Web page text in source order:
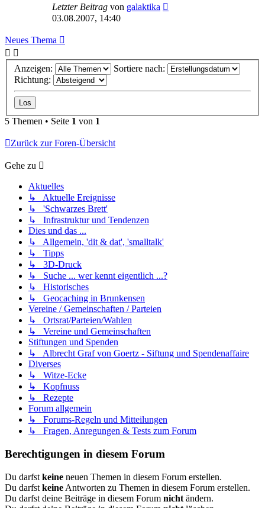
Letzter Beitrag von galaktika
03.08.2007, 14:40
Neues Thema
Anzeigen:
Sortiere nach:
Richtung:
5 Themen • Seite 1 von 1
Zurück zur Foren-Übersicht
Gehe zu
Aktuelles
↳ Aktuelle Ereignisse
↳ 'Schwarzes Brett'
↳ Infrastruktur und Tendenzen
Dies und das ...
↳ Allgemein, 'dit & dat', 'smalltalk'
↳ Tipps
↳ 3D-Druck
↳ Suche ... wer kennt eigentlich ...?
↳ Historisches
↳ Geocaching in Brunkensen
Vereine / Gemeinschaften / Parteien
↳ Ortsrat/Parteien/Wahlen
↳ Vereine und Gemeinschaften
Stiftungen und Spenden
↳ Albrecht Graf von Goertz - Siftung und Spendenaffaire
Diverses
↳ Witze-Ecke
↳ Kopfnuss
↳ Rezepte
Forum allgemein
↳ Forums-Regeln und Mitteilungen
↳ Fragen, Anregungen & Tests zum Forum
Berechtigungen in diesem Forum
Du darfst keine neuen Themen in diesem Forum erstellen.
Du darfst keine Antworten zu Themen in diesem Forum erstellen.
Du darfst deine Beiträge in diesem Forum nicht ändern.